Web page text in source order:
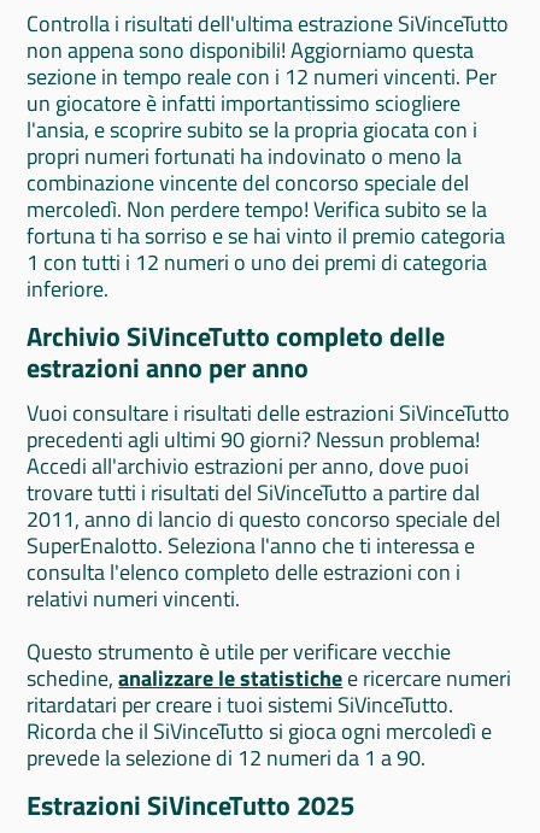
Controlla i risultati dell'ultima estrazione SiVinceTutto
non appena sono disponibili! Aggiorniamo questa
sezione in tempo reale con i 12 numeri vincenti. Per
un giocatore è infatti importantissimo sciogliere
l'ansia, e scoprire subito se la propria giocata con i
propri numeri fortunati ha indovinato o meno la
combinazione vincente del concorso speciale del
mercoledì. Non perdere tempo! Verifica subito se la
fortuna ti ha sorriso e se hai vinto il premio categoria
1 con tutti i 12 numeri o uno dei premi di categoria
inferiore.
Archivio SiVinceTutto completo delle
estrazioni anno per anno
Vuoi consultare i risultati delle estrazioni SiVinceTutto
precedenti agli ultimi 90 giorni? Nessun problema!
Accedi all'archivio estrazioni per anno, dove puoi
trovare tutti i risultati del SiVinceTutto a partire dal
2011, anno di lancio di questo concorso speciale del
SuperEnalotto. Seleziona l'anno che ti interessa e
consulta l'elenco completo delle estrazioni con i
relativi numeri vincenti.
Questo strumento è utile per verificare vecchie
schedine,analizzare le statistichee ricercare numeri
ritardatari per creare i tuoi sistemi SiVinceTutto.
Ricorda che il SiVinceTutto si gioca ogni mercoledì e
prevede la selezione di 12 numeri da 1 a 90.
Estrazioni SiVinceTutto 2025